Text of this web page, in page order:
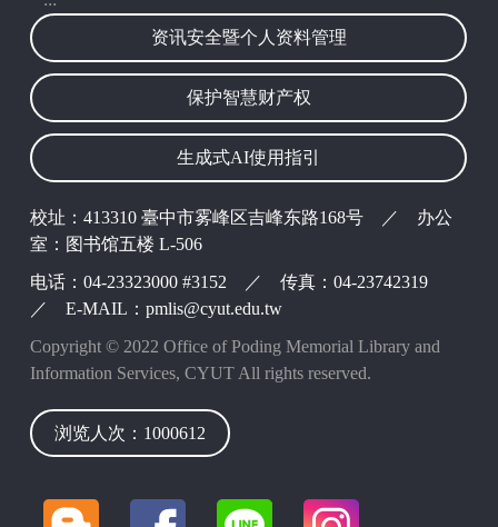
资讯安全暨个人资料管理
保护智慧财产权
生成式AI使用指引
校址：413310 臺中市雾峰区吉峰东路168号 ／ 办公
室：图书馆五楼 L-506
电话：04-23323000 #3152 ／ 传真：04-23742319
／ E-MAIL：pmlis@cyut.edu.tw
Copyright © 2022 Office of Poding Memorial Library and
Information Services, CYUT All rights reserved.
浏览人次：1000612